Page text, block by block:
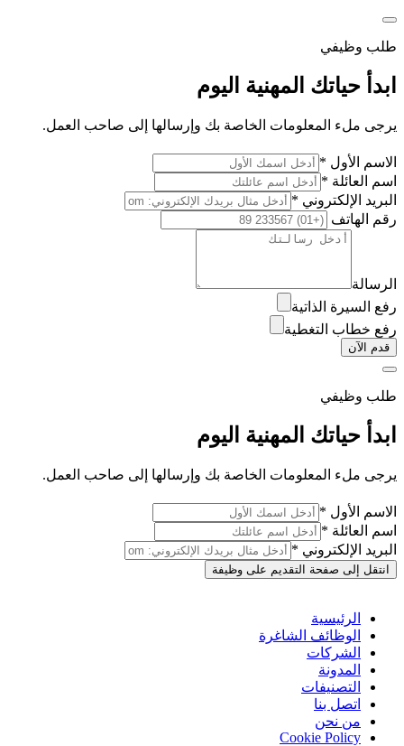
طلب وظيفي
ابدأ حياتك المهنية اليوم
يرجى ملء المعلومات الخاصة بك وإرسالها إلى صاحب العمل.
الاسم الأول *
اسم العائلة *
البريد الإلكتروني *
رقم الهاتف
الرسالة
رفع السيرة الذاتية
رفع خطاب التغطية
قدم الآن
طلب وظيفي
ابدأ حياتك المهنية اليوم
يرجى ملء المعلومات الخاصة بك وإرسالها إلى صاحب العمل.
الاسم الأول *
اسم العائلة *
البريد الإلكتروني *
انتقل إلى صفحة التقديم على وظيفة
الرئيسية
الوظائف الشاغرة
الشركات
المدونة
التصنيفات
اتصل بنا
من نحن
Cookie Policy